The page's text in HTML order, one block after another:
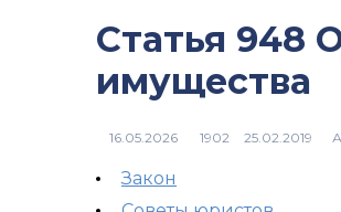
Статья 948
имущества
1902
Закон